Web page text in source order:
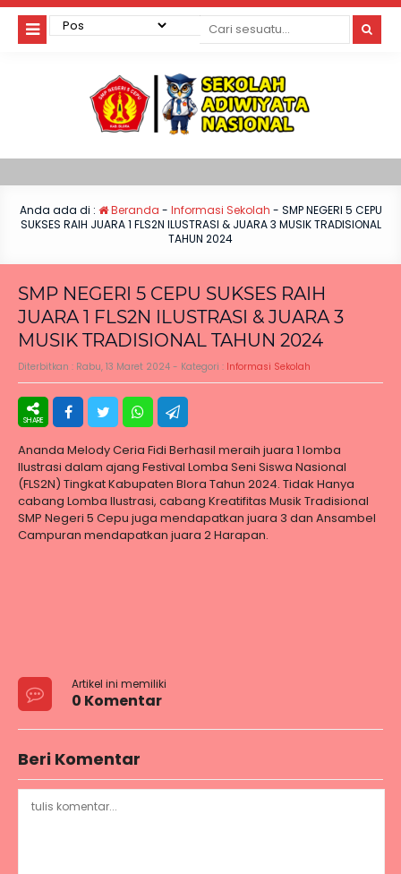
Anda ada di : Beranda - Informasi Sekolah - SMP NEGERI 5 CEPU
SUKSES RAIH JUARA 1 FLS2N ILUSTRASI & JUARA 3 MUSIK TRADISIONAL
TAHUN 2024
SMP NEGERI 5 CEPU SUKSES RAIH
JUARA 1 FLS2N ILUSTRASI & JUARA 3
MUSIK TRADISIONAL TAHUN 2024
Diterbitkan : Rabu, 13 Maret 2024 - Kategori : Informasi Sekolah
Ananda Melody Ceria Fidi Berhasil meraih juara 1 lomba
Ilustrasi dalam ajang Festival Lomba Seni Siswa Nasional
(FLS2N) Tingkat Kabupaten Blora Tahun 2024. Tidak Hanya
cabang Lomba Ilustrasi, cabang Kreatifitas Musik Tradisional
SMP Negeri 5 Cepu juga mendapatkan juara 3 dan Ansambel
Campuran mendapatkan juara 2 Harapan.
Artikel ini memiliki
0 Komentar
Beri Komentar